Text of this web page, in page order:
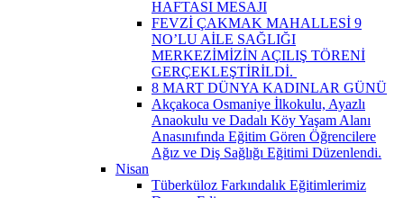
HAFTASI MESAJI
FEVZİ ÇAKMAK MAHALLESİ 9
NO’LU AİLE SAĞLIĞI
MERKEZİMİZİN AÇILIŞ TÖRENİ
GERÇEKLEŞTİRİLDİ. ​
8 MART DÜNYA KADINLAR GÜNÜ
Akçakoca Osmaniye İlkokulu, Ayazlı
Anaokulu ve Dadalı Köy Yaşam Alanı
Anasınıfında Eğitim Gören Öğrencilere
Ağız ve Diş Sağlığı Eğitimi Düzenlendi.
Nisan
Tüberküloz Farkındalık Eğitimlerimiz